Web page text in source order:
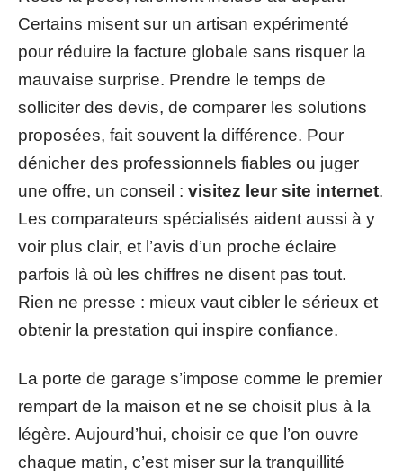
Certains misent sur un artisan expérimenté
pour réduire la facture globale sans risquer la
mauvaise surprise. Prendre le temps de
solliciter des devis, de comparer les solutions
proposées, fait souvent la différence. Pour
dénicher des professionnels fiables ou juger
une offre, un conseil : visitez leur site internet.
Les comparateurs spécialisés aident aussi à y
voir plus clair, et l’avis d’un proche éclaire
parfois là où les chiffres ne disent pas tout.
Rien ne presse : mieux vaut cibler le sérieux et
obtenir la prestation qui inspire confiance.
La porte de garage s’impose comme le premier
rempart de la maison et ne se choisit plus à la
légère. Aujourd’hui, choisir ce que l’on ouvre
chaque matin, c’est miser sur la tranquillité